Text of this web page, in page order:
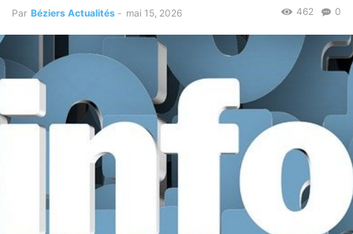
Par Béziers Actualités - mai 15, 2026 0
462